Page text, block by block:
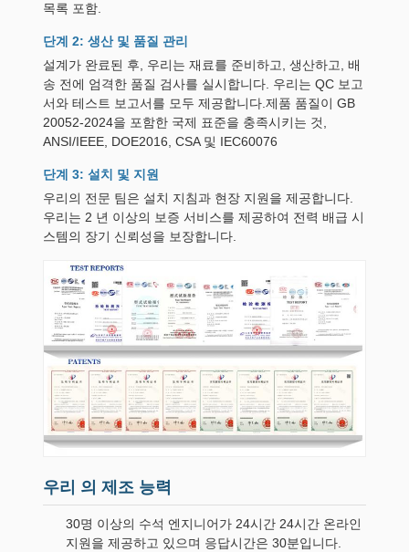
목록 포함.
단계 2: 생산 및 품질 관리
설계가 완료된 후, 우리는 재료를 준비하고, 생산하고, 배
송 전에 엄격한 품질 검사를 실시합니다. 우리는 QC 보고
서와 테스트 보고서를 모두 제공합니다.제품 품질이 GB
20052-2024을 포함한 국제 표준을 충족시키는 것,
ANSI/IEEE, DOE2016, CSA 및 IEC60076
단계 3: 설치 및 지원
우리의 전문 팀은 설치 지침과 현장 지원을 제공합니다.
우리는 2 년 이상의 보증 서비스를 제공하여 전력 배급 시
스템의 장기 신뢰성을 보장합니다.
우리 의 제조 능력
30명 이상의 수석 엔지니어가 24시간 24시간 온라인
지원을 제공하고 있으며 응답시간은 30분입니다.